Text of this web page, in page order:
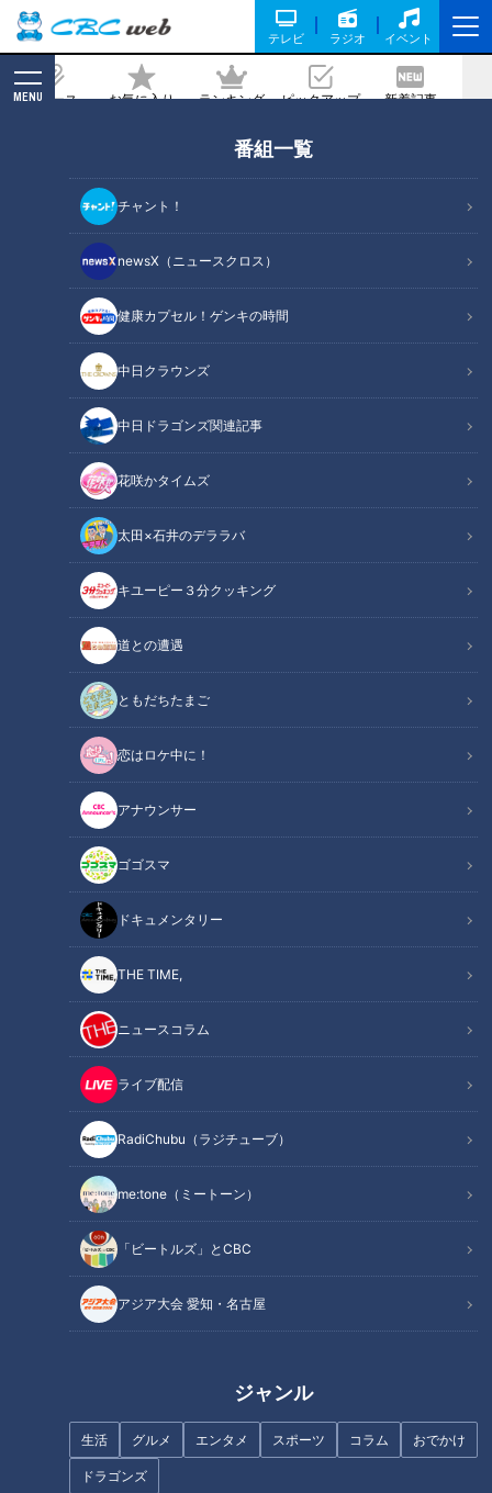
テレビ ラジオ イベント
ニュース お気に入り ランキング ピックアップ 新着記事
MENU
番組一覧
チャント！
newsX（ニュースクロス）
健康カプセル！ゲンキの時間
中日クラウンズ
中日ドラゴンズ関連記事
花咲かタイムズ
太田×石井のデララバ
キユーピー３分クッキング
道との遭遇
ともだちたまご
恋はロケ中に！
アナウンサー
ゴゴスマ
ドキュメンタリー
THE TIME,
ニュースコラム
ライブ配信
RadiChubu（ラジチューブ）
me:tone（ミートーン）
「ビートルズ」とCBC
アジア大会 愛知・名古屋
ジャンル
生活 グルメ エンタメ スポーツ コラム おでかけ
ドラゴンズ
用！世界で2000万人が熱狂するオブス
タクルに中村アナが体を張って挑戦！
【アジア大会 愛知・名古屋】
2026/06/08 16:50
2026年4月7日放送
アジア大会 愛知・名古屋
動画
今回はSASUKEがベースになって誕生した「オブスタクル」に
スポットを当てました。
アジア大会では近代五種の一つに採用され、注目が集まってい
る競技。一体どんなスポーツなのでしょうか。
この記事を見たあなたへのおすすめ
岐阜城だけじゃない！絶景、名
物「冷やしたぬきそば」、伝統
行事まで満喫♡ 岐阜城周辺の感
動スポット3選
中にあったとは」CBC中村アナ
が感動した「菜めし田楽」と
は？愛知県豊橋市のお宝スポッ
ト3選
夏休みの自由研究にもぴった
り！親子で楽しく学べる体験型
防災イベント 「CBC あそび防
予報戦隊5レンジャー」がオア
シス２１に来場！ 〜夏休みの
自由研究にも！親子で楽しく学